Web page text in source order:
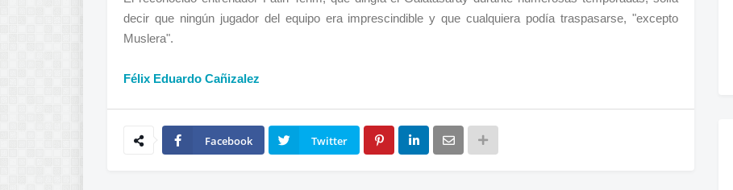
decir que ningún jugador del equipo era imprescindible y que cualquiera podía traspasarse, "excepto
Muslera".
Félix Eduardo Cañizalez
Facebook Twitter